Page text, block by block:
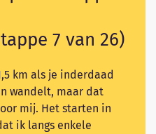
7 van 26)
km als je inderdaad
wandelt, maar dat
mij. Het starten in
ik langs enkele